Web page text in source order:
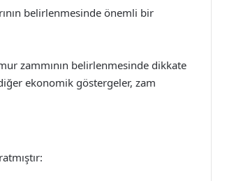
belirlenmesinde önemli bir
zammının belirlenmesinde dikkate
ekonomik göstergeler, zam